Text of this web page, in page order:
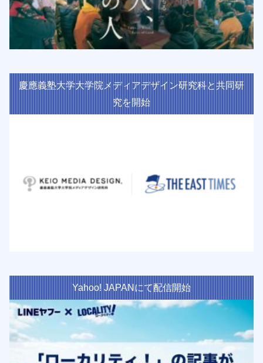
慶應義塾大学大学院メディアデザイン研究科と共同研
究を開始
Yahoo! JAPANにて配信開始